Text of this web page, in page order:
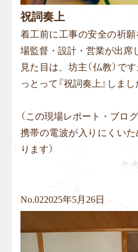
祝詞奏上
着工前に工事の安全の祈
場監督・設計・営業が出席
見た目は、坊主（仏教）で
っとって『祝詞奏上』しまし
（この現場レポート・ブロ
携帯の電波が入りにくい
ります）
No.022025年5月26日